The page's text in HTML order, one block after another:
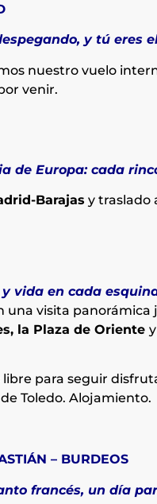
y tú eres
nuestro vuelo
venir.
de Europa: cada
Barajas y traslado
vida en cada
una visita
la Plaza de Oriente
para seguir
Toledo. Alojamiento.
– BURDEOS
francés, un día